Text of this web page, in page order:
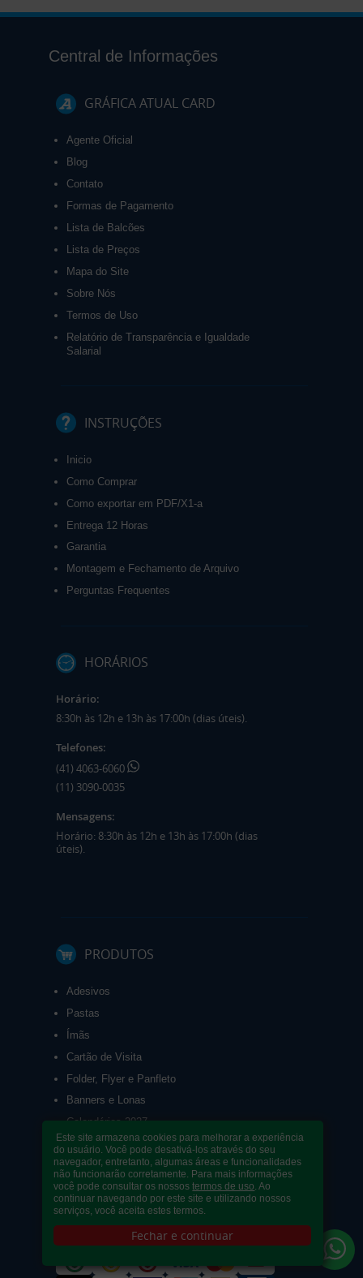
Central de Informações
GRÁFICA ATUAL CARD
Agente Oficial
Blog
Contato
Formas de Pagamento
Lista de Balcões
Lista de Preços
Mapa do Site
Sobre Nós
Termos de Uso
Relatório de Transparência e Igualdade
Salarial
INSTRUÇÕES
Inicio
Como Comprar
Como exportar em PDF/X1-a
Entrega 12 Horas
Garantia
Montagem e Fechamento de Arquivo
Perguntas Frequentes
HORÁRIOS
Horário:
8:30h às 12h e 13h às 17:00h (dias úteis).
Telefones:
(41) 4063-6060
(11) 3090-0035
Mensagens:
Horário: 8:30h às 12h e 13h às 17:00h (dias
úteis).
PRODUTOS
Adesivos
Pastas
Ímãs
Cartão de Visita
Folder, Flyer e Panfleto
Banners e Lonas
Calendários 2027
PAGUE COM
Este site armazena cookies para melhorar a experiência
do usuário. Você pode desativá-los através do seu
navegador, entretanto, algumas áreas e funcionalidades
não funcionarão corretamente. Para mais informações
você pode consultar os nossostermos de uso. Ao
continuar navegando por este site e utilizando nossos
serviços, você aceita estes termos.
Fechar e continuar